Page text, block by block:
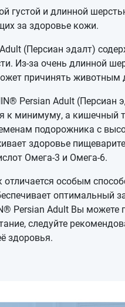
густой и длинной
за здоровье кожи.
Adult (Персиан эдалт)
Из-за очень длинной
причинять животным
Persian Adult (Персиан
к минимуму, а кишечный
подорожника с
здоровье
Омега-3 и Омега-6.
особым
оптимальный
Persian Adult Вы
следуйте
здоровья.